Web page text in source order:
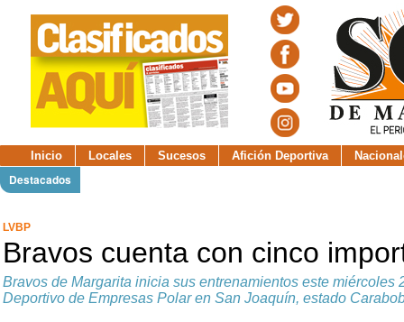
Inicio Locales Sucesos Afición Deportiva
Destacados
LVBP
Bravos cuenta con cinco
Bravos de Margarita inicia sus entrenamientos este miércoles
Deportivo de Empresas Polar en San Joaquín, estado